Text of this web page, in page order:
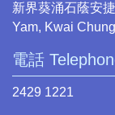
新界葵涌石蔭安
Yam, Kwai
電話
2429 1221